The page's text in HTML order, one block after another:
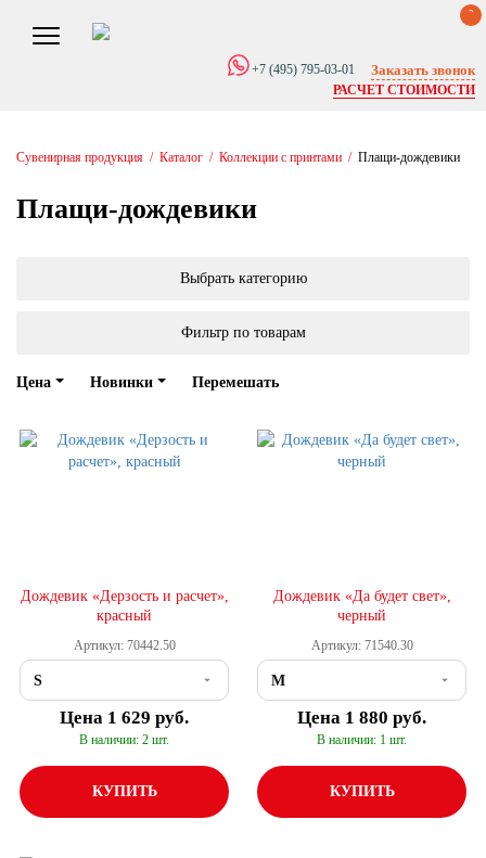
0
+7 (495) 795-03-01 Заказать звонок
РАСЧЕТ СТОИМОСТИ
Сувенирная продукция / Каталог / Коллекции с принтами / Плащи-дождевики
Плащи-дождевики
Выбрать категорию
Фильтр по товарам
Цена Новинки Перемешать
Дождевик «Дерзость и расчет»,
красный
Артикул: 70442.50
Цена 1 629 руб.
В наличии: 2 шт.
КУПИТЬ
Дождевик «Да будет свет»,
черный
Артикул: 71540.30
Цена 1 880 руб.
В наличии: 1 шт.
КУПИТЬ